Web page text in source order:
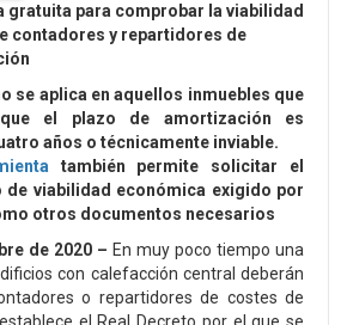
gratuita para comprobar la viabilidad
contadores y repartidores de
se aplica en aquellos inmuebles que
el plazo de amortización es
años o técnicamente inviable.
también permite solicitar el
de viabilidad económica exigido por
otros documentos necesarios
de 2020 – En muy poco tiempo una
con calefacción central deberán
o repartidores de costes de